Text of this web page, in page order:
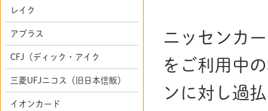
ニッセンカ
をご利用中
ンに対し過
レイク
アプラス
CFJ（ディック・アイク
三菱UFJニコス（旧日本信販）
イオンカード